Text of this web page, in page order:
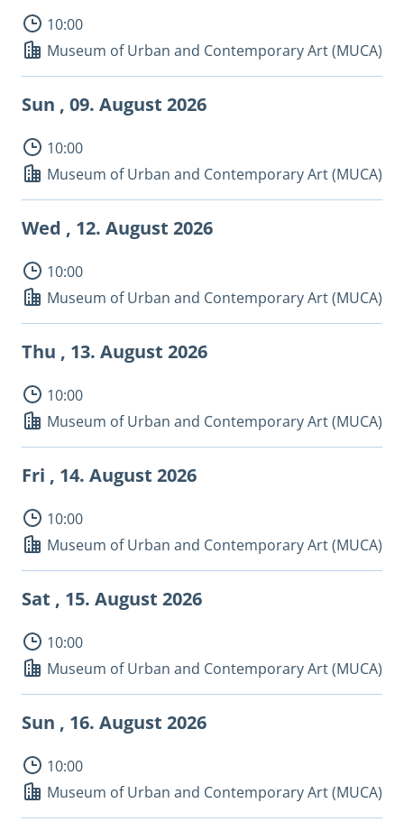
10:00
Museum of Urban and Contemporary Art (MUCA)
Sun , 09. August 2026
10:00
Museum of Urban and Contemporary Art (MUCA)
Wed , 12. August 2026
10:00
Museum of Urban and Contemporary Art (MUCA)
Thu , 13. August 2026
10:00
Museum of Urban and Contemporary Art (MUCA)
Fri , 14. August 2026
10:00
Museum of Urban and Contemporary Art (MUCA)
Sat , 15. August 2026
10:00
Museum of Urban and Contemporary Art (MUCA)
Sun , 16. August 2026
10:00
Museum of Urban and Contemporary Art (MUCA)